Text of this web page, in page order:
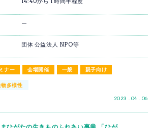
ナー 会場開催 一般 親子向け
2023 . 04 . 06
ー
団体 公益法人 NPO等
物多様性